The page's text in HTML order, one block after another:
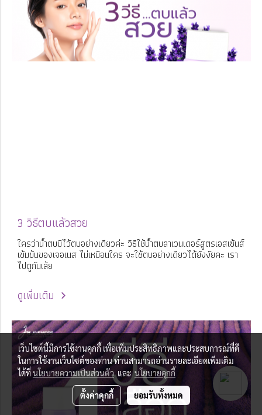
3 วิธีตบแล้วสวย
ใครว่าน้ำตบมีไว้ตบอย่างเดียวค่ะ วิธีใช้น้ำตบลาเวนเดอร์สูตรเอสเซ้นส์
เข้มข้นของเจอเนส ไม่เหมือนใคร จะใช้ตบอย่างเดียวได้ยังงัยคะ เรา
ไปดูกันเล้ย
ดูเพิ่มเติม
เว็บไซต์นี้มีการใช้งานคุกกี้ เพื่อเพิ่มประสิทธิภาพและประสบการณ์ที่ดี
ในการใช้งานเว็บไซต์ของท่าน ท่านสามารถอ่านรายละเอียดเพิ่มเติม
ได้ที่นโยบายความเป็นส่วนตัวและนโยบายคุกกี้
ตั้งค่าคุกกี้ ยอมรับทั้งหมด